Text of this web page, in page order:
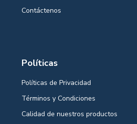
Contáctenos
Políticas
Políticas de Privacidad
Términos y Condiciones
Calidad de nuestros productos